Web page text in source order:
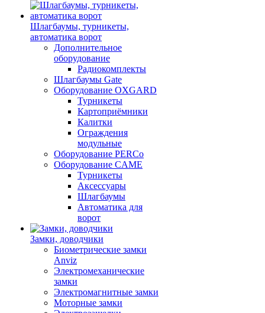
Шлагбаумы, турникеты,
автоматика ворот
Дополнительное
оборудование
Радиокомплекты
Шлагбаумы Gate
Оборудование OXGARD
Турникеты
Картоприёмники
Калитки
Ограждения
модульные
Оборудование PERCo
Оборудование CAME
Турникеты
Аксессуары
Шлагбаумы
Автоматика для
ворот
Замки, доводчики
Биометрические замки
Anviz
Электромеханические
замки
Электромагнитные замки
Моторные замки